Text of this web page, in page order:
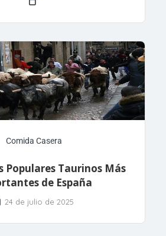
Comida Casera
Populares Taurinos Más
de España
24 de julio de 2025